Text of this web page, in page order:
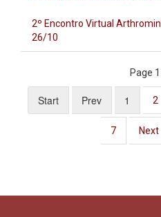
2º Encontro Virtual
26/10
Page
Start Prev 1 2
7 Next